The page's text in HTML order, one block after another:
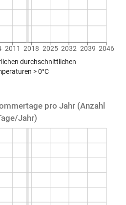
2011 2018 2025 2032 2039 2046
durchschnittlichen
> 0°C
pro Jahr (Anzahl
Jahr)